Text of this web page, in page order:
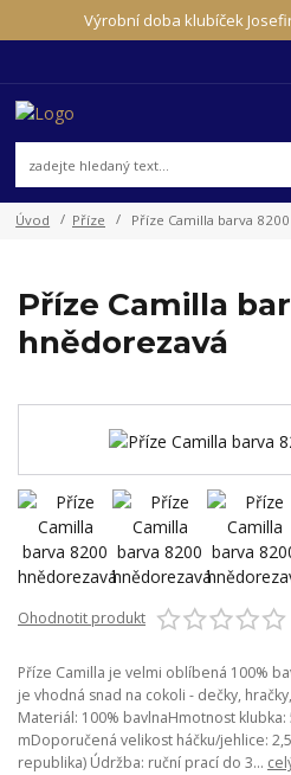
Výrobní doba klubíček
Úvod Příze Příze Camilla barva
Příze Camilla
hnědorezavá
Ohodnotit produkt
Příze Camilla je velmi oblíbená 100%
je vhodná snad na cokoli - dečky,
Materiál: 100% bavlnaHmotnost klubka:
mDoporučená velikost háčku/jehlice:
republika) Údržba: ruční prací do 3...